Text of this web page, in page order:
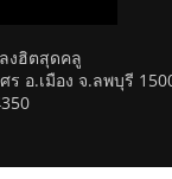
งฮิตสุดคลู
อ.เมือง จ.ลพบุรี